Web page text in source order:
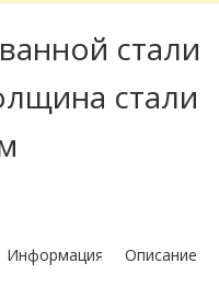
стали
стали
Информация Описание